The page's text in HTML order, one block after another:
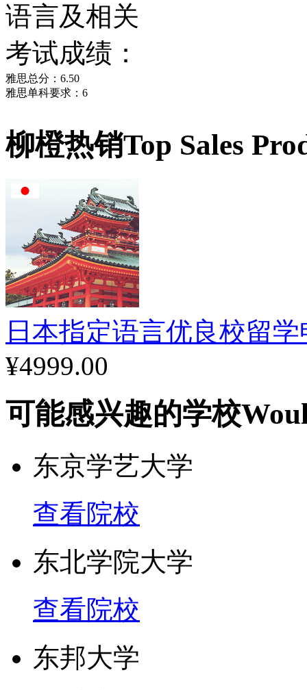
语言及相关
考试成绩：
雅思总分：6.50
雅思单科要求：6
柳橙热销Top Sales
日本指定语言优良校留
¥4999.00
可能感兴趣的学校
东京学艺大学
查看院校
东北学院大学
查看院校
东邦大学